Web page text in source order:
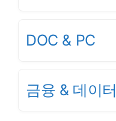
DOC & PC
금융 & 데이터